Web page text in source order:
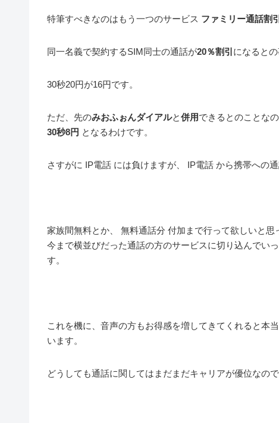
特筆すべきなのはもう一つのサービス ファミリー通話割引
同一名義で契約するSIM同士の通話が20％割引 になるとの
30秒20円が16円です。
ただ、先のみおふぉんダイアルと併用できるとのことな
30秒8円 となるわけです。
さすがに IP電話 には負けますが、 IP電話 から携帯への
家族間無料とか、 無料通話分 付加まで行って欲しいと思
今まで横並びだった通話の方のサービスに切り込んでい
す。
これを機に、音声の方もお得感を増してきてくれると本
います。
どうしても通話に関してはまだまだキャリアが優位なので